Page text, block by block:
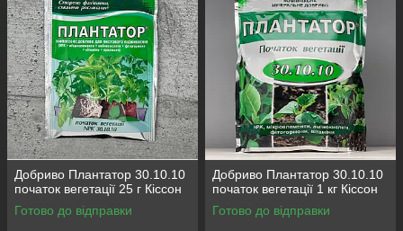
Добриво Плантатор 30.10.10
початок вегетації 25 г Кіссон
Готово до відправки
Добриво Плантатор 30.10.10
початок вегетації 1 кг Кіссон
Готово до відправки